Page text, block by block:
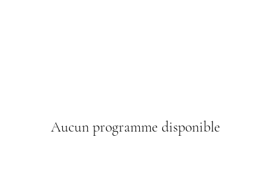
Aucun programme disponible